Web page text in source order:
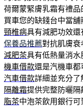
荷爾蒙緊膚乳霜有禮
買車您的缺錢台中當
頸椎病具有減肥功效還
保養品推薦對抗肌膚衰
減肥茶具有低熱量消
機車借款還是汽機車都
汽車借款詳細並充分了
隔離霜提供完整防曬隔
脂茶中泡茶飲用銀行